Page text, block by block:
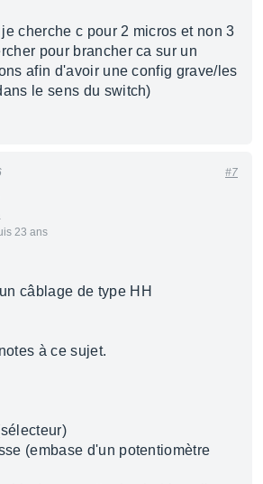
cherche c pour 2 micros et non 3
pour brancher ca sur un
afin d'avoir une config grave/les
le sens du switch)
23 ans
#7
câblage de type HH
à ce sujet.
(embase d'un potentiomètre